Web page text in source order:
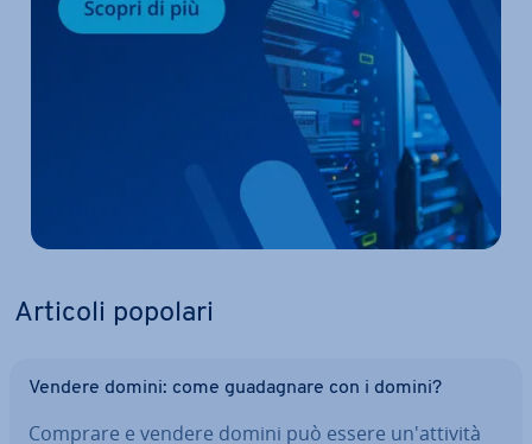
Articoli popolari
Vendere domini: come gua­da­gna­re con i domini?
Comprare e vendere domini può essere un'at­ti­vi­tà